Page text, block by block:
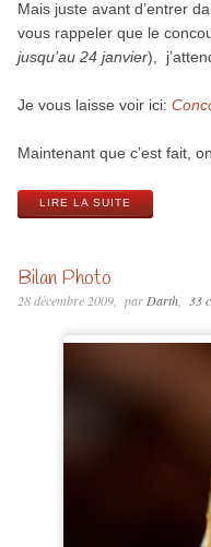
Mais juste avant d’entrer
vous rappeler que le
jusqu’au 24 janvier),
Je vous laisse voir ici:
Maintenant que c’est fait,
LIRE LA SUITE
Bilan Photo
28 décembre 2009 parDarth 33